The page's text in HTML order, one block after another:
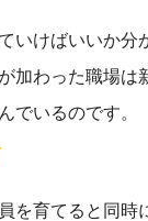
いけばいいか分
加わった職場
でいるのです。
を育てると同時